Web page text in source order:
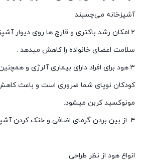
آشپزخانه می‌چسبند.
۲.امکان رشد باکتری و قارچ ها روی دیوار
سلامت اعضای خانواده را کاهش میدهد .
۳.هود برای افراد دارای بیماری آلرژی و
کودکان نوپای شما ضروری است و باعث
مونوکسید کربن میشود.
۴. از بین بردن گرمای اضافی و خنک کردن آشپزخانه
انواع هود از نظر طراحی